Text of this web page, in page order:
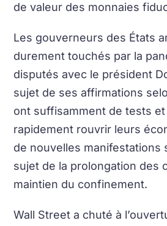
de valeur des monnaies
Les gouverneurs des États
durement touchés par la
disputés avec le président
sujet de ses affirmations
ont suffisamment de tests
rapidement rouvrir leurs
de nouvelles manifestations
sujet de la prolongation des
maintien du confinement.
Wall Street a chuté à